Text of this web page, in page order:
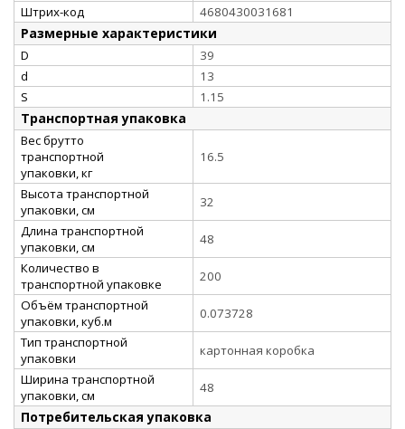
Штрих-код
4680430031681
Размерные характеристики
D
39
d
13
S
1.15
Транспортная упаковка
Вес брутто
транспортной
упаковки, кг
16.5
Высота транспортной
упаковки, см
32
Длина транспортной
упаковки, см
48
Количество в
транспортной упаковке
200
Объём транспортной
упаковки, куб.м
0.073728
Тип транспортной
упаковки
картонная коробка
Ширина транспортной
упаковки, см
48
Потребительская упаковка